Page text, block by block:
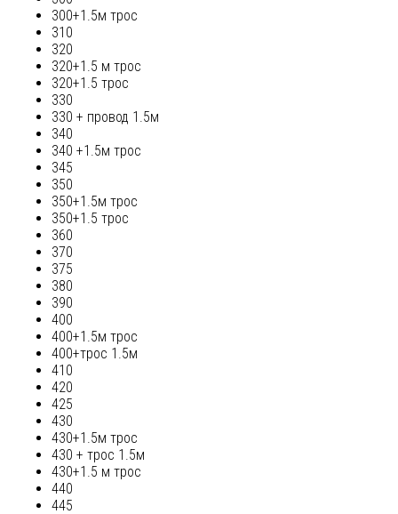
300+1.5м трос
310
320
320+1.5 м трос
320+1.5 трос
330
330 + провод 1.5м
340
340 +1.5м трос
345
350
350+1.5м трос
350+1.5 трос
360
370
375
380
390
400
400+1.5м трос
400+трос 1.5м
410
420
425
430
430+1.5м трос
430 + трос 1.5м
430+1.5 м трос
440
445